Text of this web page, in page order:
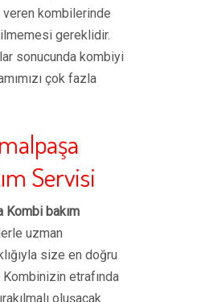
veren kombilerinde
gereklidir.
sonucunda kombiyi
çok fazla
Servisi
Kombi bakım
uzman
size en doğru
etrafında
oluşacak